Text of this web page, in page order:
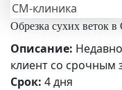
Обрезка сухих веток
Описание:
клиент со срочным
Срок: 4 дня